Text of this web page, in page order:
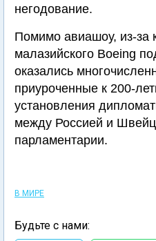
негодование.
Помимо авиашоу, из-за
малазийского Boeing
оказались
приуроченные к 200-
установления
между Россией и
парламентарии.
В МИРЕ
Будьте с нами: